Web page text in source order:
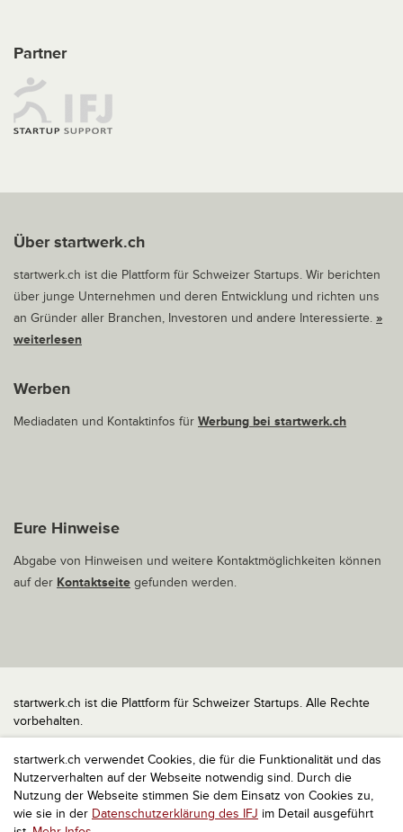
startwerk.ch verwendet Cookies, die für die Funktionalität und das
Nutzerverhalten auf der Webseite notwendig sind. Durch die
Nutzung der Webseite stimmen Sie dem Einsatz von Cookies zu,
wie sie in der Datenschutzerklärung des IFJ im Detail ausgeführt
Partner
Über startwerk.ch
startwerk.ch ist die Plattform für Schweizer Startups. Wir berichten
über junge Unternehmen und deren Entwicklung und richten uns
an Gründer aller Branchen, Investoren und andere Interessierte. »
weiterlesen
Werben
Mediadaten und Kontaktinfos für Werbung bei startwerk.ch
Eure Hinweise
Abgabe von Hinweisen und weitere Kontaktmöglichkeiten können
auf der Kontaktseite gefunden werden.
startwerk.ch ist die Plattform für Schweizer Startups. Alle Rechte
vorbehalten.
Impressum
Kontakt
nach oben